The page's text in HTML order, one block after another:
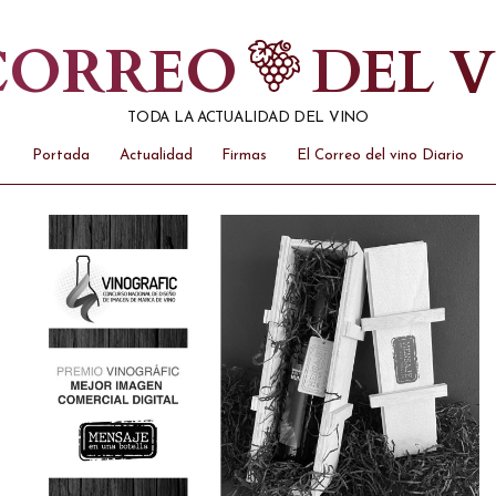
DEL
TODA LA ACTUALIDAD DEL VINO
Portada Actualidad Firmas El Correo del vino Diario